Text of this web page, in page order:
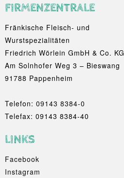
FIRMENZENTRALE
Fränkische Fleisch- und
Wurstspezialitäten
Friedrich Wörlein GmbH & Co. KG
Am Solnhofer Weg 3 – Bieswang
91788 Pappenheim
Telefon: 09143 8384-0
Telefax: 09143 8384-40
LINKS
Facebook
Instagram